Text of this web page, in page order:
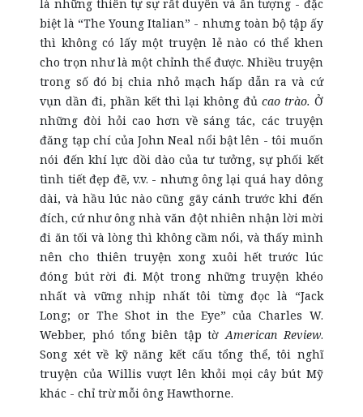
là những thiên tự sự rất duyên và ấn tượng - đặc
biệt là “The Young Italian” - nhưng toàn bộ tập ấy
thì không có lấy một truyện lẻ nào có thể khen
cho trọn như là một chỉnh thể được. Nhiều truyện
trong số đó bị chia nhỏ mạch hấp dẫn ra và cứ
vụn dần đi, phần kết thì lại không đủ cao trào. Ở
những đòi hỏi cao hơn về sáng tác, các truyện
đăng tạp chí của John Neal nổi bật lên - tôi muốn
nói đến khí lực dồi dào của tư tưởng, sự phối kết
tình tiết đẹp đẽ, v.v. - nhưng ông lại quá hay dông
dài, và hầu lúc nào cũng gãy cánh trước khi đến
đích, cứ như ông nhà văn đột nhiên nhận lời mời
đi ăn tối và lòng thì không cầm nổi, và thấy mình
nên cho thiên truyện xong xuôi hết trước lúc
đóng bút rời đi. Một trong những truyện khéo
nhất và vững nhịp nhất tôi từng đọc là “Jack
Long; or The Shot in the Eye” của Charles W.
Webber, phó tổng biên tập tờAmerican Review.
Song xét về kỹ năng kết cấu tổng thể, tôi nghĩ
truyện của Willis vượt lên khỏi mọi cây bút Mỹ
khác - chỉ trừ mỗi ông Hawthorne.